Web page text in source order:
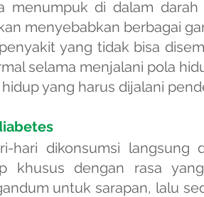
menumpuk di dalam
menyebabkan berbagai
yang tidak bisa
selama menjalani pola
yang harus dijalani
hari dikonsumsi langsung
khusus dengan rasa
untuk sarapan, lalu